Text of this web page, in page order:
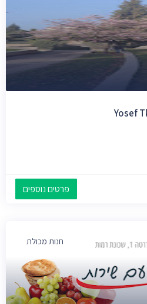
Yosef
פרטים נוספים
חנות מכולת